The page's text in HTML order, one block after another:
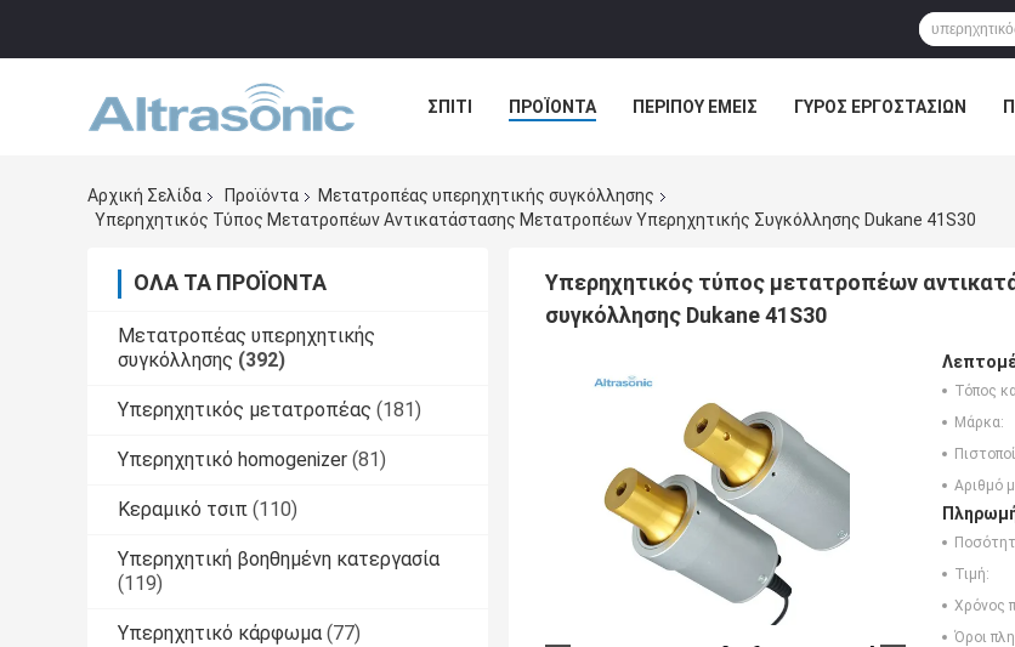
ΣΠΊΤΙ ΠΡΟΪΌΝΤΑ ΠΕΡΊΠΟΥ ΕΜΕΊΣ ΓΎΡΟΣ ΕΡΓΟΣΤΑΣΊΩΝ
Αρχική Σελίδα
Προϊόντα
Μετατροπέας υπερηχητικής συγκόλλησης
Υπερηχητικός Τύπος Μετατροπέων Αντικατάστασης Μετατροπέων Υπερηχητικής Συγκόλλησης Dukane 41S30
ΌΛΑ ΤΑ ΠΡΟΪΌΝΤΑ
Μετατροπέας υπερηχητικής
συγκόλλησης (392)
Υπερηχητικός μετατροπέας (181)
Υπερηχητικό homogenizer (81)
Κεραμικό τσιπ (110)
Υπερηχητική βοηθημένη κατεργασία
(119)
Υπερηχητικό κάρφωμα (77)
Υπερηχητικός τύπος μετατροπέων
συγκόλλησης Dukane 41S30
Τόπος
Μάρκα:
Αριθμό
Τιμή:
Χρόνος
Όροι